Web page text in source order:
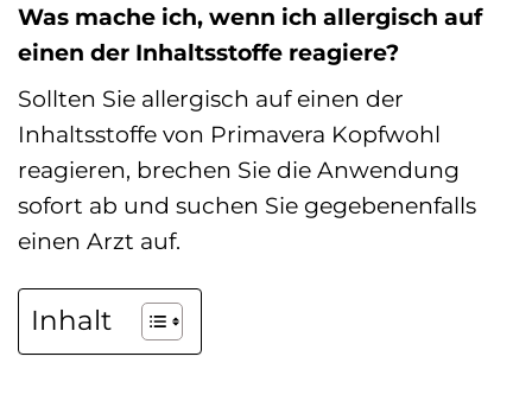
Was mache ich, wenn ich allergisch auf
einen der Inhaltsstoffe reagiere?
Sollten Sie allergisch auf einen der
Inhaltsstoffe von Primavera Kopfwohl
reagieren, brechen Sie die Anwendung
sofort ab und suchen Sie gegebenenfalls
einen Arzt auf.
Inhalt